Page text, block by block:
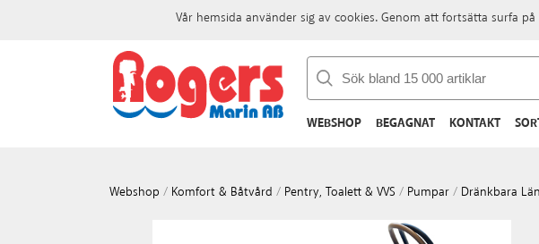
WEBSHOP BEGAGNAT KONTAKT
Webshop / Komfort & Båtvård / Pentry, Toalett & VVS / Pumpar / Dränkbara
Vår hemsida använder sig av cookies. Genom att fortsätta surfa